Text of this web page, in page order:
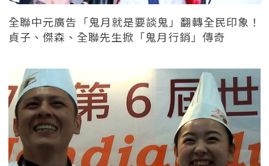
全聯中元廣告「鬼月就是要談鬼」翻轉全民印象！
貞子、傑森、全聯先生掀「鬼月行銷」傳奇